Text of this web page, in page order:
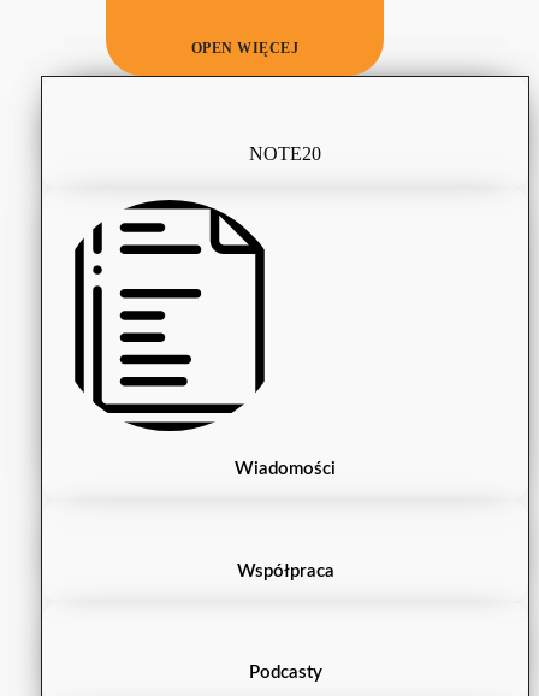
OPEN WIĘCEJ
NOTE20
Wiadomości
Współpraca
Podcasty